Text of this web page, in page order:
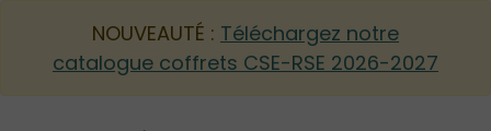
NOUVEAUTÉ : Téléchargez notre
catalogue coffrets CSE-RSE 2026-2027